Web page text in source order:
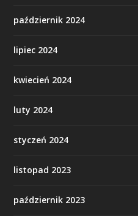
październik 2024
lipiec 2024
kwiecień 2024
luty 2024
styczeń 2024
listopad 2023
październik 2023